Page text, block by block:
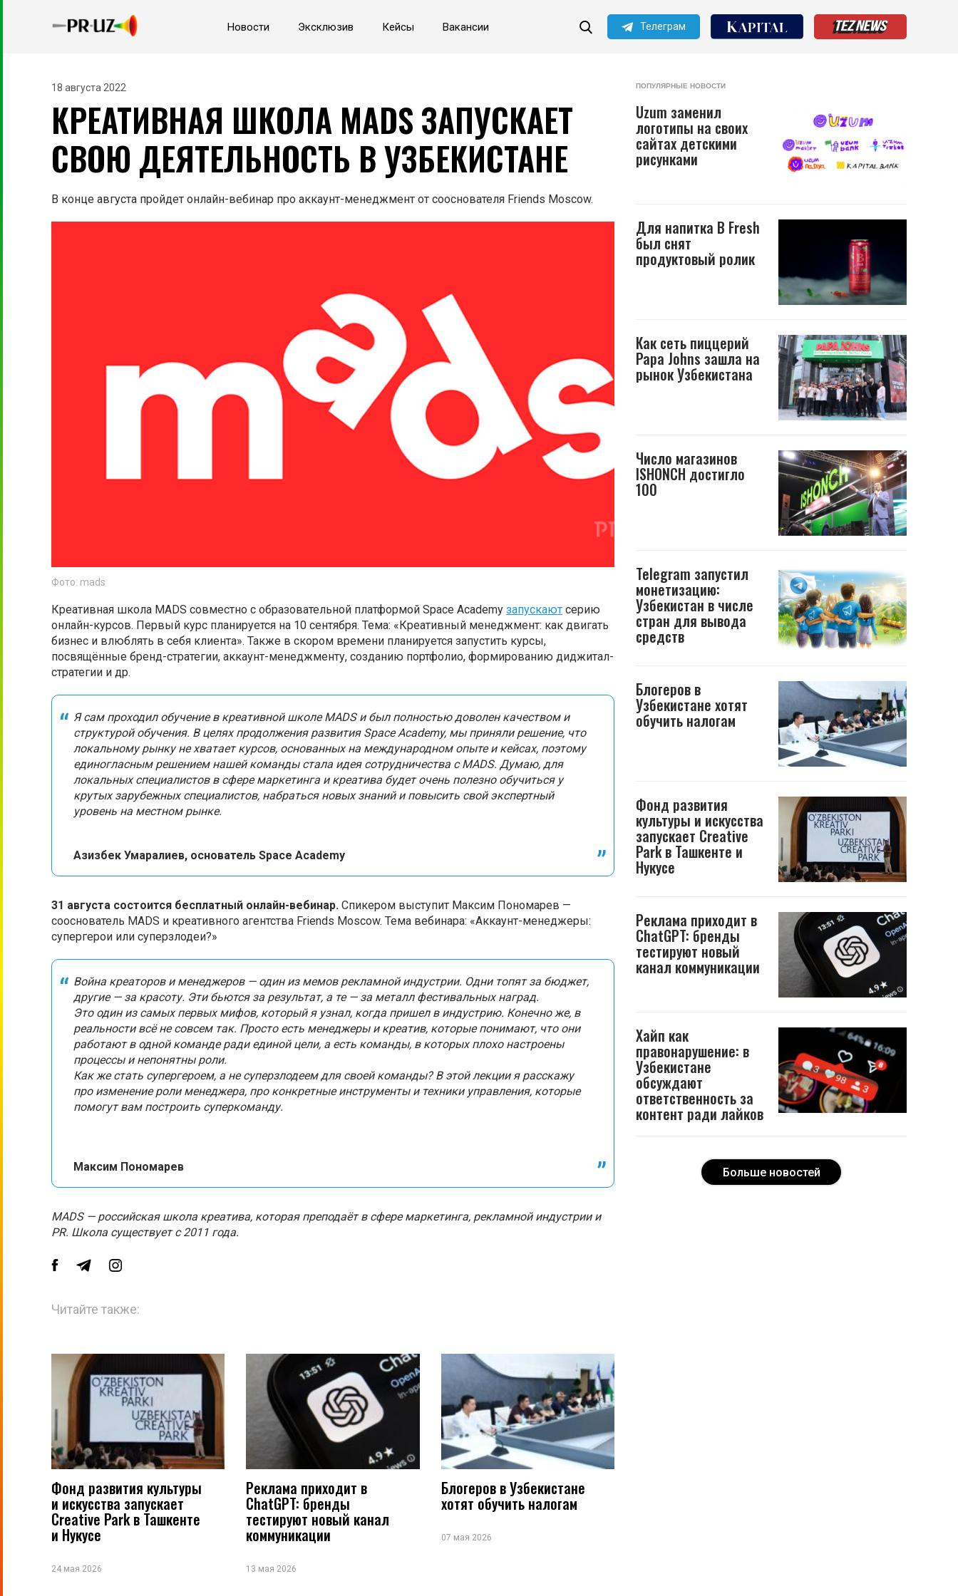
Новости Эксклюзив Кейсы Вакансии Телеграм
18 августа 2022
КРЕАТИВНАЯ ШКОЛА MADS ЗАПУСКАЕТ
СВОЮ ДЕЯТЕЛЬНОСТЬ В УЗБЕКИСТАНЕ
В конце августа пройдет онлайн-вебинар про аккаунт-менеджмент от сооснователя Friends Moscow.
Фото: mads
Креативная школа MADS совместно с образовательной платформой Space Academy запускают серию
онлайн-курсов. Первый курс планируется на 10 сентября. Тема: «Креативный менеджмент: как двигать
бизнес и влюблять в себя клиента». Также в скором времени планируется запустить курсы,
посвящённые бренд-стратегии, аккаунт-менеджменту, созданию портфолио, формированию диджитал-
стратегии и др.
Я сам проходил обучение в креативной школе MADS и был полностью доволен качеством и
структурой обучения. В целях продолжения развития Space Academy, мы приняли решение, что
локальному рынку не хватает курсов, основанных на международном опыте и кейсах, поэтому
единогласным решением нашей команды стала идея сотрудничества с MADS. Думаю, для
локальных специалистов в сфере маркетинга и креатива будет очень полезно обучиться у
крутых зарубежных специалистов, набраться новых знаний и повысить свой экспертный
уровень на местном рынке.
Азизбек Умаралиев, основатель Space Academy
31 августа состоится бесплатный онлайн-вебинар. Спикером выступит Максим Пономарев —
сооснователь MADS и креативного агентства Friends Moscow. Тема вебинара: «Аккаунт-менеджеры:
супергерои или суперзлодеи?»
Война креаторов и менеджеров — один из мемов рекламной индустрии. Одни топят за бюджет,
другие — за красоту. Эти бьются за результат, а те — за металл фестивальных наград.
Это один из самых первых мифов, который я узнал, когда пришел в индустрию. Конечно же, в
реальности всё не совсем так. Просто есть менеджеры и креатив, которые понимают, что они
работают в одной команде ради единой цели, а есть команды, в которых плохо настроены
процессы и непонятны роли.
Как же стать супергероем, а не суперзлодеем для своей команды? В этой лекции я расскажу
про изменение роли менеджера, про конкретные инструменты и техники управления, которые
помогут вам построить суперкоманду.
Максим Пономарев
MADS — российская школа креатива, которая преподаёт в сфере маркетинга, рекламной индустрии и
PR. Школа существует с 2011 года.
Читайте также:
Фонд развития культуры
и искусства запускает
Creative Park в Ташкенте
и Нукусе
24 мая 2026
Реклама приходит в
ChatGPT: бренды
тестируют новый канал
коммуникации
13 мая 2026
Блогеров в Узбекистане
хотят обучить налогам
07 мая 2026
ПОПУЛЯРНЫЕ НОВОСТИ
Uzum заменил
логотипы на своих
сайтах детскими
рисунками
Для напитка B Fresh
был снят
продуктовый ролик
Как сеть пиццерий
Papa Johns зашла на
рынок Узбекистана
Число магазинов
ISHONCH достигло
100
Telegram запустил
монетизацию:
Узбекистан в числе
стран для вывода
средств
Блогеров в
Узбекистане хотят
обучить налогам
Фонд развития
культуры и искусства
запускает Creative
Park в Ташкенте и
Нукусе
Реклама приходит в
ChatGPT: бренды
тестируют новый
канал коммуникации
Хайп как
правонарушение: в
Узбекистане
обсуждают
ответственность за
контент ради лайков
Больше новостей